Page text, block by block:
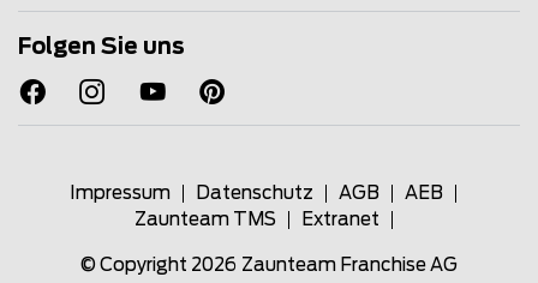
Folgen Sie uns
Impressum Datenschutz AGB
AEB
Zaunteam TMS
Extranet
© Copyright 2026 Zaunteam Franchise AG